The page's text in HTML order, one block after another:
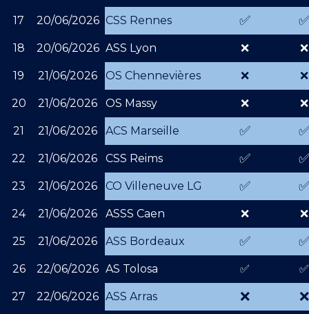
17 20/06/2026 CSS Rennes ✅ ✅
18 20/06/2026 ASS Lyon ❌ ❌
19 21/06/2026 OS Chennevières ❌ ❌
20 21/06/2026 OS Massy ❌ ❌
21 21/06/2026 ACS Marseille ✅ ✅
22 21/06/2026 CSS Reims ✅ ✅
23 21/06/2026 CO Villeneuve LG ✅ ✅
24 21/06/2026 ASSS Caen ❌ ❌
25 21/06/2026 ASS Bordeaux ✅ ✅
26 22/06/2026 AS Tolosa ✅ ✅
27 22/06/2026 ASS Arras ❌ ❌